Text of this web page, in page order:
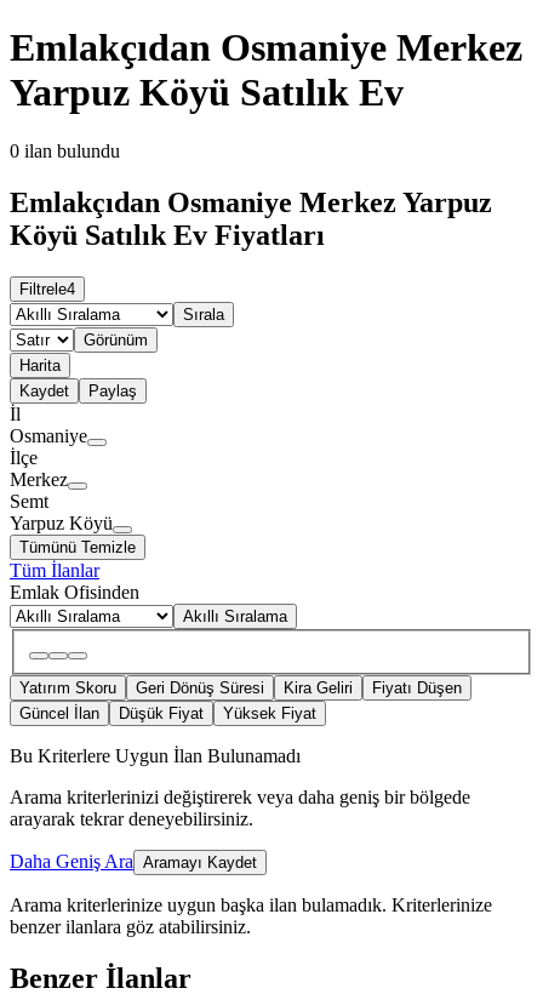
Emlakçıdan Osmaniye Merkez
Yarpuz Köyü Satılık Ev
0 ilan bulundu
Emlakçıdan Osmaniye Merkez Yarpuz
Köyü Satılık Ev Fiyatları
Filtrele4
Sırala
Görünüm
Harita
Kaydet
Paylaş
İl
Osmaniye
İlçe
Merkez
Semt
Yarpuz Köyü
Tümünü Temizle
Tüm İlanlar
Emlak Ofisinden
Akıllı Sıralama
Yatırım Skoru Geri Dönüş Süresi Kira Geliri
Fiyatı Düşen
Güncel İlan
Düşük Fiyat Yüksek Fiyat
Bu Kriterlere Uygun İlan Bulunamadı
Arama kriterlerinizi değiştirerek veya daha geniş bir bölgede
arayarak tekrar deneyebilirsiniz.
Daha Geniş Ara Aramayı Kaydet
Arama kriterlerinize uygun başka ilan bulamadık. Kriterlerinize
benzer ilanlara göz atabilirsiniz.
Benzer İlanlar